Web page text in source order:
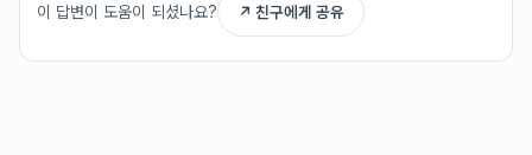
이 답변이 도움이 되셨나요? ↗ 친구에게 공유